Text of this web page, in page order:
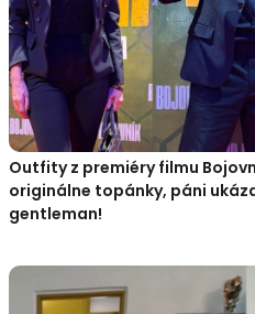
Outfity z premiéry filmu
originálne topánky, páni
gentleman!